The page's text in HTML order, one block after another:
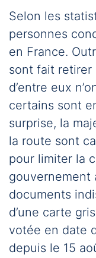
Selon les
personnes
en France.
sont fait retirer
d’entre eux
certains sont
surprise, la
la route sont
pour limiter la
gouvernement
documents
d’une carte
votée en date
depuis le 15